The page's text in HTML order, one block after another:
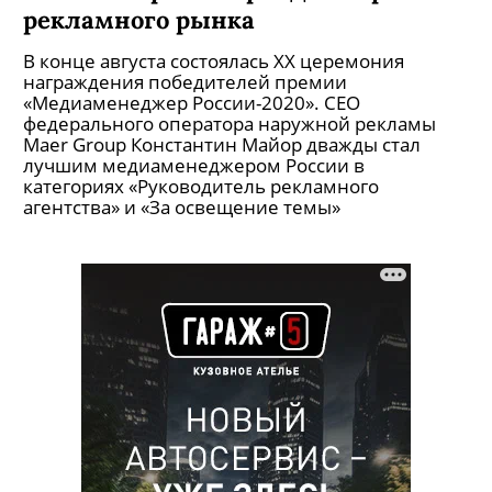
рекламного рынка
В конце августа состоялась ХХ церемония
награждения победителей премии
«Медиаменеджер России-2020». CEO
федерального оператора наружной рекламы
Maer Group Константин Майор дважды стал
лучшим медиаменеджером России в
категориях «Руководитель рекламного
агентства» и «За освещение темы»